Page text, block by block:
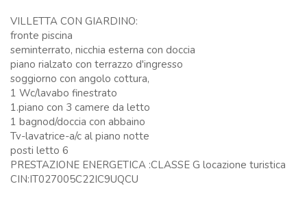
VILLETTA CON GIARDINO:
fronte piscina
seminterrato, nicchia esterna con doccia
piano rialzato con terrazzo d'ingresso
soggiorno con angolo cottura,
1 Wc/lavabo finestrato
1.piano con 3 camere da letto
1 bagnod/doccia con abbaino
Tv-lavatrice-a/c al piano notte
posti letto 6
PRESTAZIONE ENERGETICA :CLASSE G locazione turistica
CIN:IT027005C22IC9UQCU